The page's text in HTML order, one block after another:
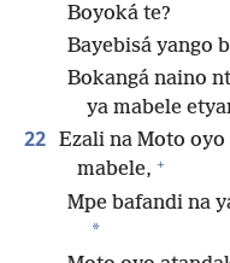
Boyoká te?
Bayebisá yango
Bokangá naino
ya mabele
22 Ezali na Moto
mabele, +
Mpe bafandi na
*